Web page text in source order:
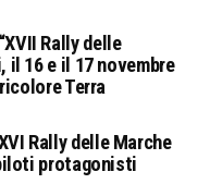
Rally delle
il 16 e il 17 novembre
Terra
Rally delle Marche
protagonisti